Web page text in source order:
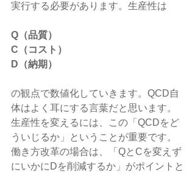
実行する必要があります。生産性は
Q（品質）
C（コスト）
D（納期）
の観点で数値化していきます。QCD自
体はよく耳にする言葉だと思います。
生産性を変えるには、この「QCDをど
ういじるか」ということが重要です。
働き方改革の場合は、「QとCを変えず
にいかにDを削減するか」がポイントと